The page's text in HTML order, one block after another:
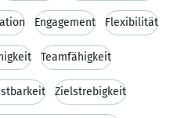
Engagement Flexibilität
Teamfähigkeit
Zielstrebigkeit